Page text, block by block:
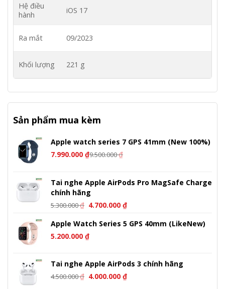
Hệ điều
hành
iOS 17
Ra mắt 09/2023
Khối lượng 221 g
Sản phẩm mua kèm
Apple watch series 7 GPS 41mm (New 100%)
7.990.000 ₫9.500.000₫
Tai nghe Apple AirPods Pro MagSafe Charge
chính hãng
5.300.000₫ Giá
là:
5.300.000 ₫.
4.700.000₫Giá
tại
Apple Watch Series 5 GPS 40mm (LikeNew)
5.200.000 ₫
Tai nghe Apple AirPods 3 chính hãng
4.500.000₫ Giá
4.000.000₫Giá